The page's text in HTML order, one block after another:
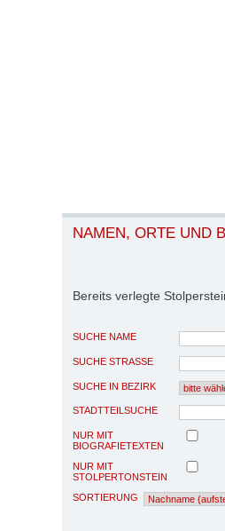
NAMEN, ORTE UND
Bereits verlegte
SUCHE NAME
SUCHE STRASSE
SUCHE IN BEZIRK
STADTTEILSUCHE
NUR MIT
BIOGRAFIETEXTEN
NUR MIT
STOLPERTONSTEIN
SORTIERUNG